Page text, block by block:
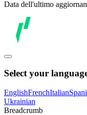
Data dell'ultimo
Select your
EnglishFrenchItalian
Ukrainian
Breadcrumb